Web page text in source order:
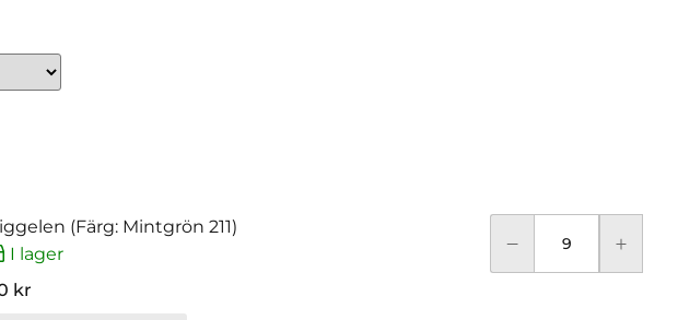
(Färg: Mintgrön 211)
I lager
kr